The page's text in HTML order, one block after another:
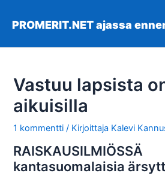
sisältöön
PROMERIT.NET ajassa
Vastuu lapsista
aikuisilla
1 kommentti / Kirjoittaja Kalevi
RAISKAUSILMIÖSSÄ
kantasuomalaisia